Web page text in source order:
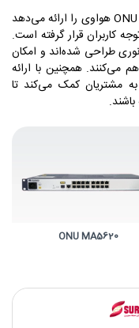
شرکت سورین نت انواع مختلفی از دستگاه‌های ONU هواوی را ارائه می‌دهد
کاربران قرار گرفته‌ است.
طراحی شده‌اند و امکان
می‌کنند. همچنین با ارائه
مشتریان کمک می‌کند تا
ONU MA5620